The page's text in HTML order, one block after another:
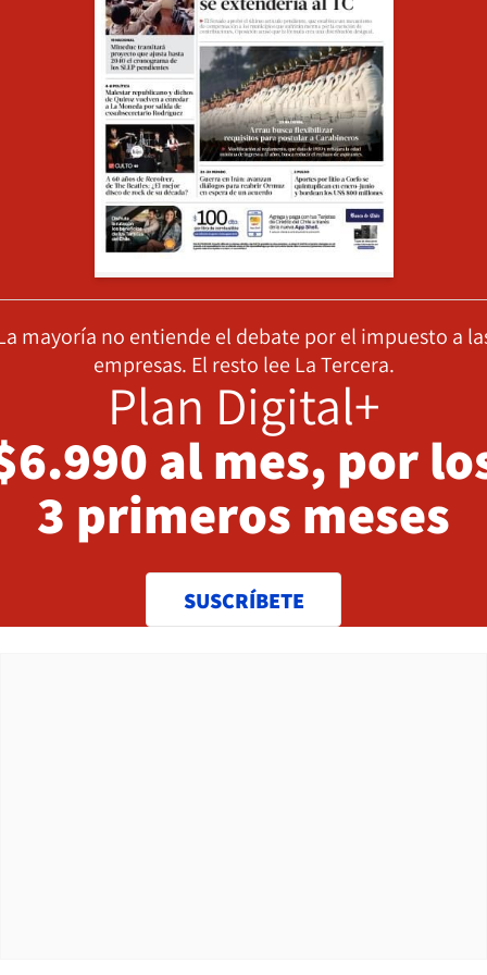
mayoría no entiende el debate por el impuesto a
empresas. El resto lee La Tercera.
Plan Digital+
al mes, por
3 primeros meses
SUSCRÍBETE